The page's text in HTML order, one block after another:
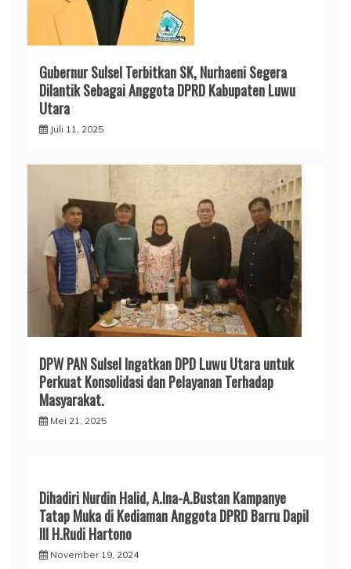
Gubernur Sulsel Terbitkan SK, Nurhaeni Segera
Dilantik Sebagai Anggota DPRD Kabupaten Luwu
Utara
Juli 11, 2025
DPW PAN Sulsel Ingatkan DPD Luwu Utara untuk
Perkuat Konsolidasi dan Pelayanan Terhadap
Masyarakat.
Mei 21, 2025
Dihadiri Nurdin Halid, A.Ina-A.Bustan Kampanye
Tatap Muka di Kediaman Anggota DPRD Barru Dapil
III H.Rudi Hartono
November 19, 2024